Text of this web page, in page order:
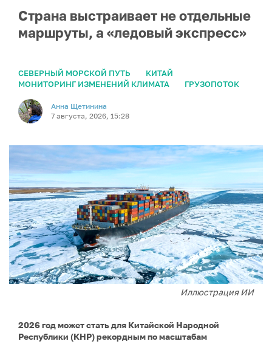
Страна выстраивает не отдельные
маршруты, а «ледовый экспресс»
СЕВЕРНЫЙ МОРСКОЙ ПУТЬ
КИТАЙ
МОНИТОРИНГ ИЗМЕНЕНИЙ КЛИМАТА
ГРУЗОПОТОК
Анна Щетинина
7 августа, 2026, 15:28
Иллюстрация ИИ
2026 год может стать для Китайской Народной
Республики (КНР) рекордным по масштабам